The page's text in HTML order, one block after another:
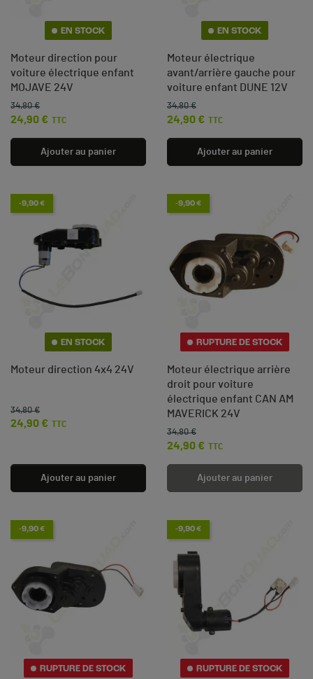
EN STOCK
Moteur direction pour
voiture électrique enfant
MOJAVE 24V
Prix de base
34,80 €
Prix
24,90 € TTC
Ajouter au panier
EN STOCK
Moteur électrique
avant/arrière gauche pour
voiture enfant DUNE 12V
Prix de base
34,80 €
Prix
24,90 € TTC
Ajouter au panier
-9,90 €
EN STOCK
Moteur direction 4x4 24V
Prix de base
34,80 €
Prix
24,90 €
TTC
Ajouter au panier
-9,90 €
RUPTURE DE STOCK
Moteur électrique arrière
droit pour voiture
électrique enfant CAN AM
MAVERICK 24V
Prix de base
34,80 €
Prix
24,90 € TTC
Ajouter au panier
-9,90 €
RUPTURE DE STOCK
-9,90 €
RUPTURE DE STOCK